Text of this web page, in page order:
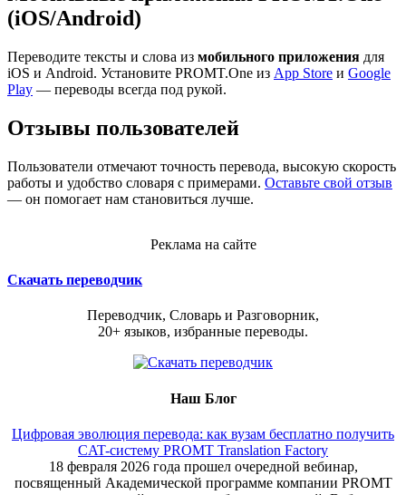
(iOS/Android)
Переводите тексты и слова из мобильного приложения для
iOS и Android. Установите PROMT.One из App Store и Google
Play — переводы всегда под рукой.
Отзывы пользователей
Пользователи отмечают точность перевода, высокую скорость
работы и удобство словаря с примерами. Оставьте свой отзыв
— он помогает нам становиться лучше.